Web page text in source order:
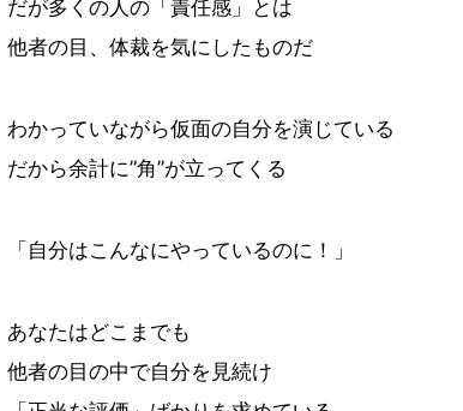
だが多くの人の「責任感」とは
他者の目、体裁を気にしたものだ
わかっていながら仮面の自分を演じている
だから余計に”角”が立ってくる
「自分はこんなにやっているのに！」
あなたはどこまでも
他者の目の中で自分を見続け